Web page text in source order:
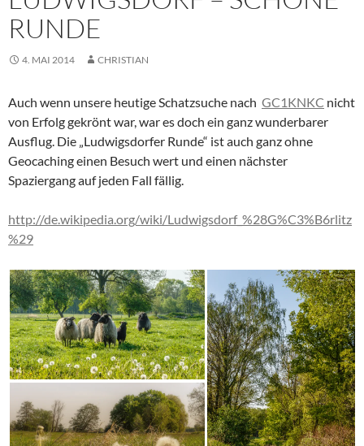
RUNDE
4. MAI 2014 CHRISTIAN
Auch wenn unsere heutige Schatzsuche nach GC1KNKC nicht
von Erfolg gekrönt war, war es doch ein ganz wunderbarer
Ausflug. Die „Ludwigsdorfer Runde“ ist auch ganz ohne
Geocaching einen Besuch wert und einen nächster
Spaziergang auf jeden Fall fällig.
http://de.wikipedia.org/wiki/Ludwigsdorf_%28G%C3%B6rlitz
%29